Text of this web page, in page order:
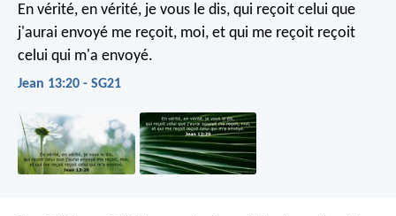
En vérité, en vérité, je vous le dis, qui reçoit celui que
j'aurai envoyé me reçoit, moi, et qui me reçoit reçoit
celui qui m'a envoyé.
Jean 13:20 - SG21